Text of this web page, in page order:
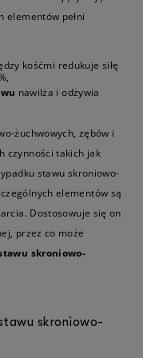
elementów pełni
kośćmi redukuje siłę
nawilża i odżywia
żuchwowych, zębów i
czynności takich jak
stawu skroniowo-
elementów są
Dostosowuje się on
przez co może
skroniowo-
skroniowo-